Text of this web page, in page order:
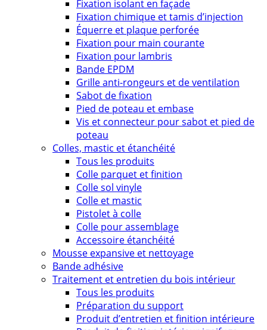
Fixation isolant en façade
Fixation chimique et tamis d’injection
Équerre et plaque perforée
Fixation pour main courante
Fixation pour lambris
Bande EPDM
Grille anti-rongeurs et de ventilation
Sabot de fixation
Pied de poteau et embase
Vis et connecteur pour sabot et pied de
poteau
Colles, mastic et étanchéité
Tous les produits
Colle parquet et finition
Colle sol vinyle
Colle et mastic
Pistolet à colle
Colle pour assemblage
Accessoire étanchéité
Mousse expansive et nettoyage
Bande adhésive
Traitement et entretien du bois intérieur
Tous les produits
Préparation du support
Produit d’entretien et finition intérieure